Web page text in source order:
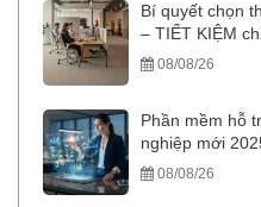
Bí quyết chọn
– TIẾT KIỆM
08/08/26
Phần mềm hỗ
nghiệp mới
08/08/26